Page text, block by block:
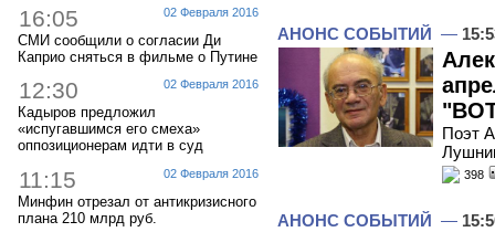
02 Февраля 2016
16:05
СМИ сообщили о согласии Ди
Каприо сняться в фильме о Путине
02 Февраля 2016
12:30
Кадыров предложил
«испугавшимся его смеха»
оппозиционерам идти в суд
02 Февраля 2016
11:15
Минфин отрезал от антикризисного
плана 210 млрд руб.
АНОНС СОБЫТИЙ —
Поэт
398
АНОНС СОБЫТИЙ —